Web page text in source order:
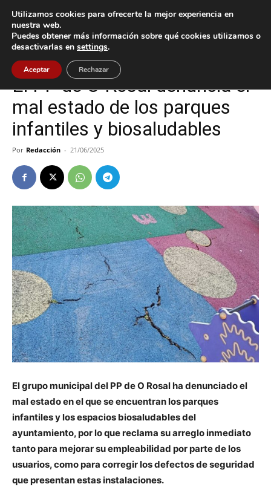
Inicio O Rosal
O Rosal Política
El PP de O Rosal denuncia el
mal estado de los parques
infantiles y biosaludables
Por Redacción - 21/06/2025
El grupo municipal del PP de O Rosal ha denunciado el
mal estado en el que se encuentran los parques
infantiles y los espacios biosaludables del
ayuntamiento, por lo que reclama su arreglo inmediato
tanto para mejorar su empleabilidad por parte de los
usuarios, como para corregir los defectos de seguridad
que presentan estas instalaciones.
Utilizamos cookies para ofrecerte la mejor experiencia en
nuestra web.
Puedes obtener más información sobre qué cookies utilizamos o
desactivarlas en settings.
Aceptar Rechazar